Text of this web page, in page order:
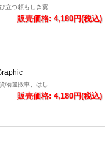
立つ頼もしき翼..
販売価格: 4,180円(税込)
物運搬車、はし..
販売価格: 4,180円(税込)